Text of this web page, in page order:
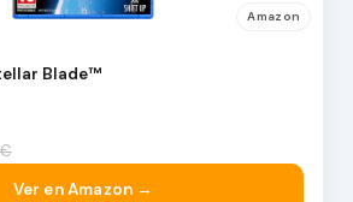
Amazon
Blade™
Ver en Amazon →